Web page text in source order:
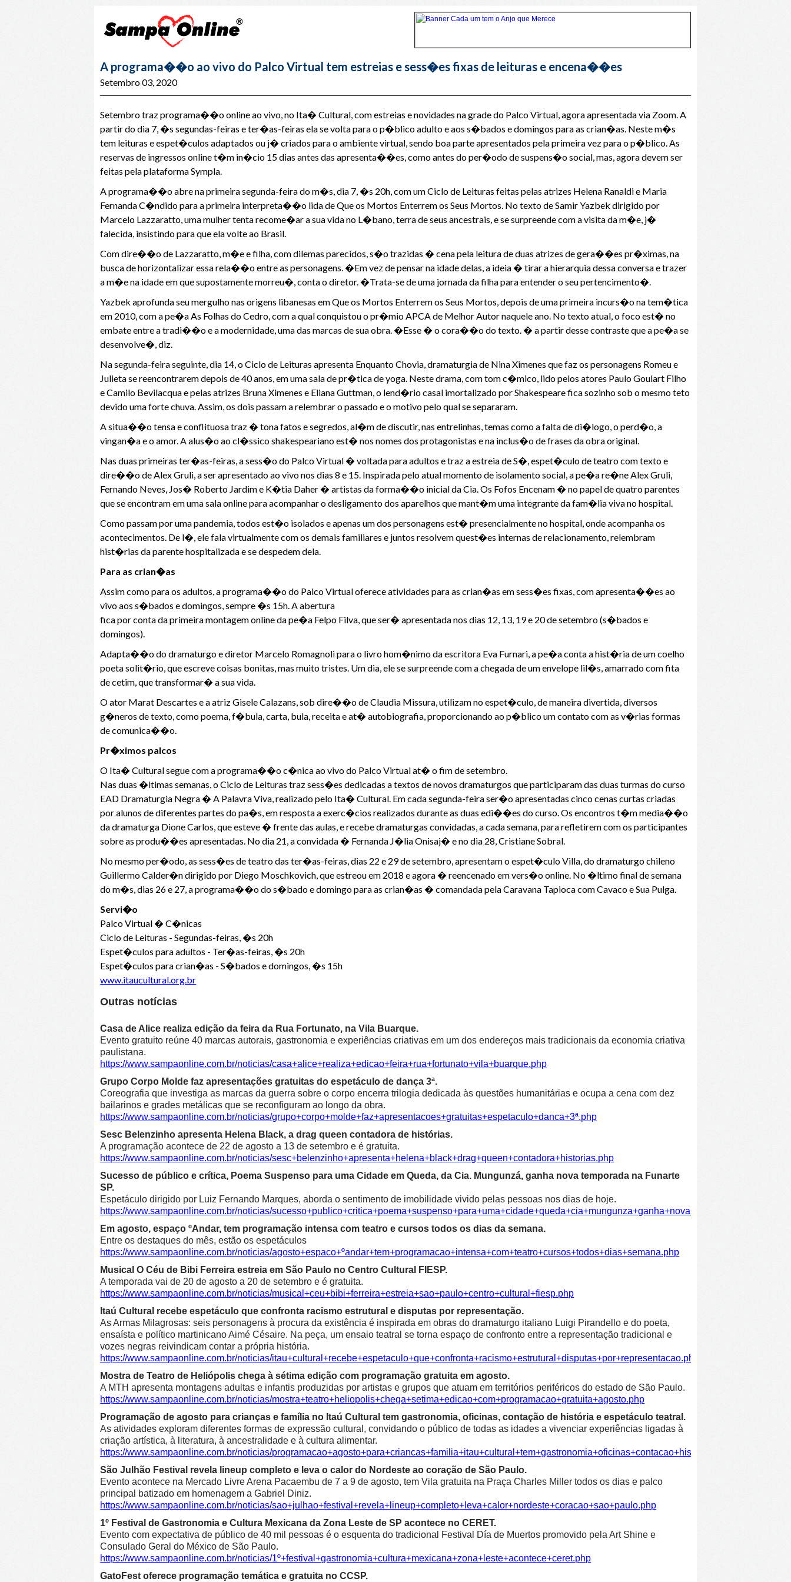
A programa��o ao vivo do Palco Virtual tem estreias e sess�es fixas de leituras e encena��es
Setembro 03, 2020
Setembro traz programa��o online ao vivo, no Ita� Cultural, com estreias e novidades na grade do Palco Virtual, agora apresentada via Zoom. A
partir do dia 7, �s segundas-feiras e ter�as-feiras ela se volta para o p�blico adulto e aos s�bados e domingos para as crian�as. Neste m�s
tem leituras e espet�culos adaptados ou j� criados para o ambiente virtual, sendo boa parte apresentados pela primeira vez para o p�blico. As
reservas de ingressos online t�m in�cio 15 dias antes das apresenta��es, como antes do per�odo de suspens�o social, mas, agora devem ser
feitas pela plataforma Sympla.
A programa��o abre na primeira segunda-feira do m�s, dia 7, �s 20h, com um Ciclo de Leituras feitas pelas atrizes Helena Ranaldi e Maria
Fernanda C�ndido para a primeira interpreta��o lida de Que os Mortos Enterrem os Seus Mortos. No texto de Samir Yazbek dirigido por
Marcelo Lazzaratto, uma mulher tenta recome�ar a sua vida no L�bano, terra de seus ancestrais, e se surpreende com a visita da m�e, j�
falecida, insistindo para que ela volte ao Brasil.
Com dire��o de Lazzaratto, m�e e filha, com dilemas parecidos, s�o trazidas � cena pela leitura de duas atrizes de gera��es pr�ximas, na
busca de horizontalizar essa rela��o entre as personagens. �Em vez de pensar na idade delas, a ideia � tirar a hierarquia dessa conversa e trazer
a m�e na idade em que supostamente morreu�, conta o diretor. �Trata-se de uma jornada da filha para entender o seu pertencimento�.
Yazbek aprofunda seu mergulho nas origens libanesas em Que os Mortos Enterrem os Seus Mortos, depois de uma primeira incurs�o na tem�tica
em 2010, com a pe�a As Folhas do Cedro, com a qual conquistou o pr�mio APCA de Melhor Autor naquele ano. No texto atual, o foco est� no
embate entre a tradi��o e a modernidade, uma das marcas de sua obra. �Esse � o cora��o do texto. � a partir desse contraste que a pe�a se
desenvolve�, diz.
Na segunda-feira seguinte, dia 14, o Ciclo de Leituras apresenta Enquanto Chovia, dramaturgia de Nina Ximenes que faz os personagens Romeu e
Julieta se reencontrarem depois de 40 anos, em uma sala de pr�tica de yoga. Neste drama, com tom c�mico, lido pelos atores Paulo Goulart Filho
e Camilo Bevilacqua e pelas atrizes Bruna Ximenes e Eliana Guttman, o lend�rio casal imortalizado por Shakespeare fica sozinho sob o mesmo teto
devido uma forte chuva. Assim, os dois passam a relembrar o passado e o motivo pelo qual se separaram.
A situa��o tensa e conflituosa traz � tona fatos e segredos, al�m de discutir, nas entrelinhas, temas como a falta de di�logo, o perd�o, a
vingan�a e o amor. A alus�o ao cl�ssico shakespeariano est� nos nomes dos protagonistas e na inclus�o de frases da obra original.
Nas duas primeiras ter�as-feiras, a sess�o do Palco Virtual � voltada para adultos e traz a estreia de S�, espet�culo de teatro com texto e
dire��o de Alex Gruli, a ser apresentado ao vivo nos dias 8 e 15. Inspirada pelo atual momento de isolamento social, a pe�a re�ne Alex Gruli,
Fernando Neves, Jos� Roberto Jardim e K�tia Daher � artistas da forma��o inicial da Cia. Os Fofos Encenam � no papel de quatro parentes
que se encontram em uma sala online para acompanhar o desligamento dos aparelhos que mant�m uma integrante da fam�lia viva no hospital.
Como passam por uma pandemia, todos est�o isolados e apenas um dos personagens est� presencialmente no hospital, onde acompanha os
acontecimentos. De l�, ele fala virtualmente com os demais familiares e juntos resolvem quest�es internas de relacionamento, relembram
hist�rias da parente hospitalizada e se despedem dela.
Para as crian�as
Assim como para os adultos, a programa��o do Palco Virtual oferece atividades para as crian�as em sess�es fixas, com apresenta��es ao
vivo aos s�bados e domingos, sempre �s 15h. A abertura
fica por conta da primeira montagem online da pe�a Felpo Filva, que ser� apresentada nos dias 12, 13, 19 e 20 de setembro (s�bados e
domingos).
Adapta��o do dramaturgo e diretor Marcelo Romagnoli para o livro hom�nimo da escritora Eva Furnari, a pe�a conta a hist�ria de um coelho
poeta solit�rio, que escreve coisas bonitas, mas muito tristes. Um dia, ele se surpreende com a chegada de um envelope lil�s, amarrado com fita
de cetim, que transformar� a sua vida.
O ator Marat Descartes e a atriz Gisele Calazans, sob dire��o de Claudia Missura, utilizam no espet�culo, de maneira divertida, diversos
g�neros de texto, como poema, f�bula, carta, bula, receita e at� autobiografia, proporcionando ao p�blico um contato com as v�rias formas
de comunica��o.
Pr�ximos palcos
O Ita� Cultural segue com a programa��o c�nica ao vivo do Palco Virtual at� o fim de setembro.
Nas duas �ltimas semanas, o Ciclo de Leituras traz sess�es dedicadas a textos de novos dramaturgos que participaram das duas turmas do curso
EAD Dramaturgia Negra � A Palavra Viva, realizado pelo Ita� Cultural. Em cada segunda-feira ser�o apresentadas cinco cenas curtas criadas
por alunos de diferentes partes do pa�s, em resposta a exerc�cios realizados durante as duas edi��es do curso. Os encontros t�m media��o
da dramaturga Dione Carlos, que esteve � frente das aulas, e recebe dramaturgas convidadas, a cada semana, para refletirem com os participantes
sobre as produ��es apresentadas. No dia 21, a convidada � Fernanda J�lia Onisaj� e no dia 28, Cristiane Sobral.
No mesmo per�odo, as sess�es de teatro das ter�as-feiras, dias 22 e 29 de setembro, apresentam o espet�culo Villa, do dramaturgo chileno
Guillermo Calder�n dirigido por Diego Moschkovich, que estreou em 2018 e agora � reencenado em vers�o online. No �ltimo final de semana
do m�s, dias 26 e 27, a programa��o do s�bado e domingo para as crian�as � comandada pela Caravana Tapioca com Cavaco e Sua Pulga.
Servi�o
Palco Virtual � C�nicas
Ciclo de Leituras - Segundas-feiras, �s 20h
Espet�culos para adultos - Ter�as-feiras, �s 20h
Espet�culos para crian�as - S�bados e domingos, �s 15h
www.itaucultural.org.br
Outras notícias
Casa de Alice realiza edição da feira da Rua Fortunato, na Vila Buarque.
Evento gratuito reúne 40 marcas autorais, gastronomia e experiências criativas em um dos endereços mais tradicionais da economia criativa
paulistana.
https://www.sampaonline.com.br/noticias/casa+alice+realiza+edicao+feira+rua+fortunato+vila+buarque.php
Grupo Corpo Molde faz apresentações gratuitas do espetáculo de dança 3ª.
Coreografia que investiga as marcas da guerra sobre o corpo encerra trilogia dedicada às questões humanitárias e ocupa a cena com dez
bailarinos e grades metálicas que se reconfiguram ao longo da obra.
https://www.sampaonline.com.br/noticias/grupo+corpo+molde+faz+apresentacoes+gratuitas+espetaculo+danca+3ª.php
Sesc Belenzinho apresenta Helena Black, a drag queen contadora de histórias.
A programação acontece de 22 de agosto a 13 de setembro e é gratuita.
https://www.sampaonline.com.br/noticias/sesc+belenzinho+apresenta+helena+black+drag+queen+contadora+historias.php
Sucesso de público e crítica, Poema Suspenso para uma Cidade em Queda, da Cia. Mungunzá, ganha nova temporada na Funarte
SP.
Espetáculo dirigido por Luiz Fernando Marques, aborda o sentimento de imobilidade vivido pelas pessoas nos dias de hoje.
https://www.sampaonline.com.br/noticias/
Em agosto, espaço ºAndar, tem programação intensa com teatro e cursos todos os dias da semana.
Entre os destaques do mês, estão os espetáculos
https://www.sampaonline.com.br/noticias/agosto+espaco+ºandar+tem+programacao+intensa+com+teatro+cursos+todos+dias+semana.php
Musical O Céu de Bibi Ferreira estreia em São Paulo no Centro Cultural FIESP.
A temporada vai de 20 de agosto a 20 de setembro e é gratuita.
https://www.sampaonline.com.br/noticias/musical+ceu+bibi+ferreira+estreia+sao+paulo+centro+cultural+fiesp.php
Itaú Cultural recebe espetáculo que confronta racismo estrutural e disputas por representação.
As Armas Milagrosas: seis personagens à procura da existência é inspirada em obras do dramaturgo italiano Luigi Pirandello e do poeta,
ensaísta e político martinicano Aimé Césaire. Na peça, um ensaio teatral se torna espaço de confronto entre a representação tradicional e
vozes negras reivindicam contar a própria história.
https://www.sampaonline.com.br/noticias/itau+cultural+recebe+espetaculo+que+confronta+racismo+estrutural+disputas+por+representacao.php
Mostra de Teatro de Heliópolis chega à sétima edição com programação gratuita em agosto.
A MTH apresenta montagens adultas e infantis produzidas por artistas e grupos que atuam em territórios periféricos do estado de São Paulo.
https://www.sampaonline.com.br/noticias/mostra+teatro+heliopolis+chega+setima+edicao+com+programacao+gratuita+agosto.php
Programação de agosto para crianças e família no Itaú Cultural tem gastronomia, oficinas, contação de história e espetáculo teatral.
As atividades exploram diferentes formas de expressão cultural, convidando o público de todas as idades a vivenciar experiências ligadas à
criação artística, à literatura, à ancestralidade e à cultura alimentar.
https://www.sampaonline.com.br/noticias/
São Julhão Festival revela lineup completo e leva o calor do Nordeste ao coração de São Paulo.
Evento acontece na Mercado Livre Arena Pacaembu de 7 a 9 de agosto, tem Vila gratuita na Praça Charles Miller todos os dias e palco
principal batizado em homenagem a Gabriel Diniz.
https://www.sampaonline.com.br/noticias/sao+julhao+festival+revela+lineup+completo+leva+calor+nordeste+coracao+sao+paulo.php
1º Festival de Gastronomia e Cultura Mexicana da Zona Leste de SP acontece no CERET.
Evento com expectativa de público de 40 mil pessoas é o esquenta do tradicional Festival Día de Muertos promovido pela Art Shine e
Consulado Geral do México de São Paulo.
https://www.sampaonline.com.br/noticias/1º+festival+gastronomia+cultura+mexicana+zona+leste+acontece+ceret.php
GatoFest oferece programação temática e gratuita no CCSP.